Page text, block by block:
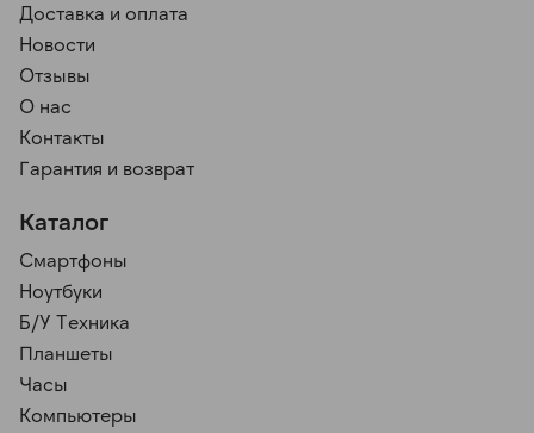
Доставка и оплата
Новости
Отзывы
О нас
Контакты
Гарантия и возврат
Каталог
Смартфоны
Ноутбуки
Б/У Техника
Планшеты
Часы
Компьютеры